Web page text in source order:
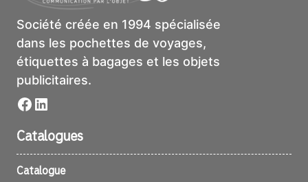
Société créée en 1994 spécialisée
dans les pochettes de voyages,
étiquettes à bagages et les objets
publicitaires.
Facebook
LinkedIn
Catalogues
Catalogue